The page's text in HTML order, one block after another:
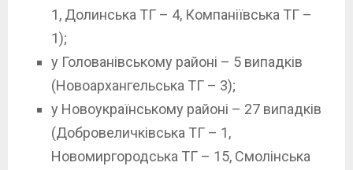
1, Долинська ТГ – 4, Компаніївська ТГ –
1);
у Голованівському районі – 5 випадків
(Новоархангельська ТГ – 3);
у Новоукраїнському районі – 27 випадків
(Добровеличківська ТГ – 1,
Новомиргородська ТГ – 15, Смолінська